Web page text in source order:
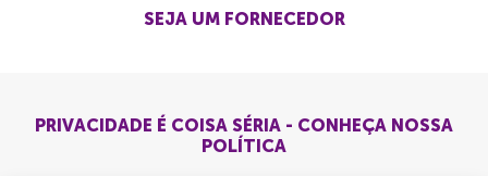
SEJA UM FORNECEDOR
PRIVACIDADE É COISA SÉRIA - CONHEÇA NOSSA
POLÍTICA